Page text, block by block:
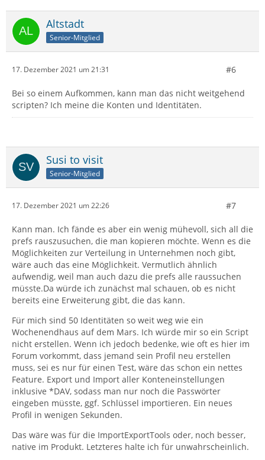
Altstadt
Senior-Mitglied
17. Dezember 2021 um 21:31 #6
Bei so einem Aufkommen, kann man das nicht weitgehend
scripten? Ich meine die Konten und Identitäten.
Susi to visit
Senior-Mitglied
17. Dezember 2021 um 22:26 #7
Kann man. Ich fände es aber ein wenig mühevoll, sich all die
prefs rauszusuchen, die man kopieren möchte. Wenn es die
Möglichkeiten zur Verteilung in Unternehmen noch gibt,
wäre auch das eine Möglichkeit. Vermutlich ähnlich
aufwendig, weil man auch dazu die prefs alle raussuchen
müsste.Da würde ich zunächst mal schauen, ob es nicht
bereits eine Erweiterung gibt, die das kann.
Für mich sind 50 Identitäten so weit weg wie ein
Wochenendhaus auf dem Mars. Ich würde mir so ein Script
nicht erstellen. Wenn ich jedoch bedenke, wie oft es hier im
Forum vorkommt, dass jemand sein Profil neu erstellen
muss, sei es nur für einen Test, wäre das schon ein nettes
Feature. Export und Import aller Konteneinstellungen
inklusive *DAV, sodass man nur noch die Passwörter
eingeben müsste, ggf. Schlüssel importieren. Ein neues
Profil in wenigen Sekunden.
Das wäre was für die ImportExportTools oder, noch besser,
native im Produkt. Letzteres halte ich für unwahrscheinlich.